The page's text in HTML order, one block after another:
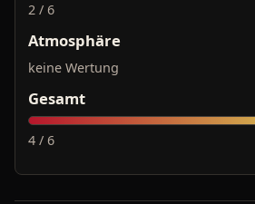
2 / 6
Atmosphäre
keine Wertung
Gesamt
4 / 6